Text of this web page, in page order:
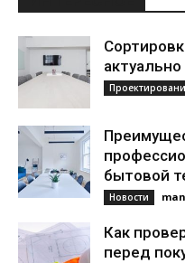
бытовой
Новости
Как
перед